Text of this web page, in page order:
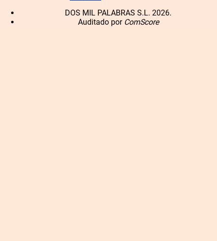
DOS MIL PALABRAS S.L. 2026.
Auditado por ComScore